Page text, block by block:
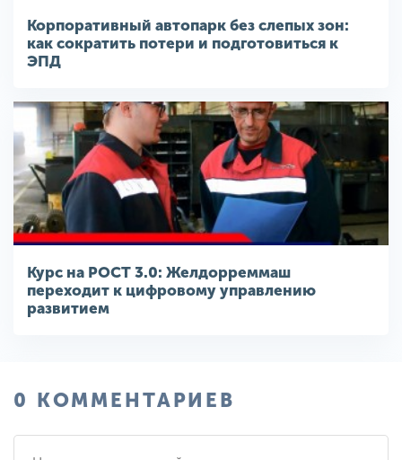
Корпоративный автопарк без слепых зон:
как сократить потери и подготовиться к
ЭПД
Курс на РОСТ 3.0: Желдорреммаш
переходит к цифровому управлению
развитием
0 КОММЕНТАРИЕВ